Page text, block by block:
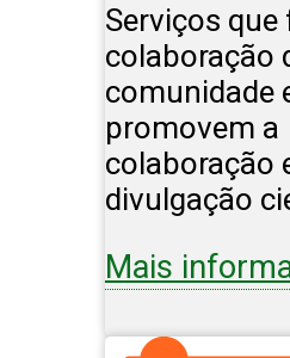
Serviços
colaboração
comunidade
promovem a
colaboração
divulgação
Mais